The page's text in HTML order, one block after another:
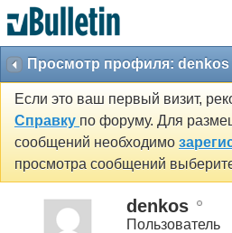
Просмотр профиля: denkos
Если это ваш первый визит,
Справку по форуму. Для
сообщений необходимо
просмотра сообщений
denkos
Пользователь